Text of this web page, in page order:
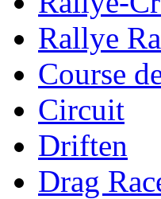
Rallye
Course
Circuit
Driften
Drag